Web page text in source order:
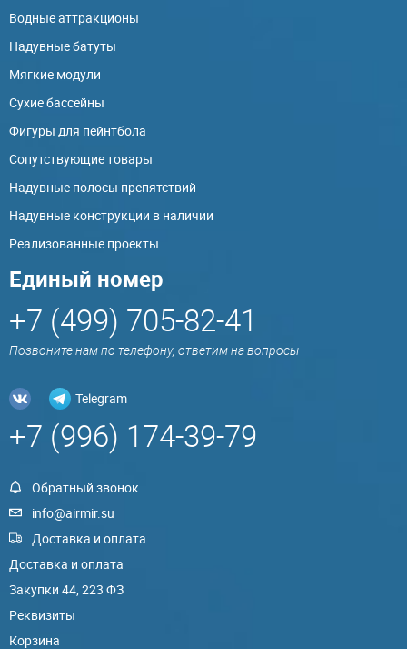
Водные аттракционы
Надувные батуты
Мягкие модули
Сухие бассейны
Фигуры для пейнтбола
Сопутствующие товары
Надувные полосы препятствий
Надувные конструкции в наличии
Реализованные проекты
Единый номер
+7 (499) 705-82-41
Позвоните нам по телефону, ответим на вопросы
Telegram
+7 (996) 174-39-79
Обратный звонок
info@airmir.su
Доставка и оплата
Доставка и оплата
Закупки 44, 223 ФЗ
Реквизиты
Корзина